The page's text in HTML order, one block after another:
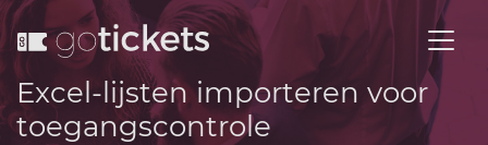
Excel-lijsten importeren voor
toegangscontrole